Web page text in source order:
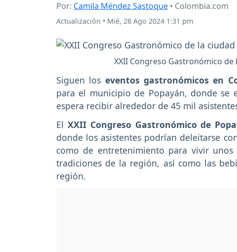
Por: Camila Méndez Sastoque • Colombia.com
Actualización • Mié, 28 Ago 2024 1:31 pm
XXII Congreso Gastronómico
Siguen los eventos gastronómicos en
para el municipio de Popayán, donde se
espera recibir alrededor de 45 mil
El XXII Congreso Gastronómico de
donde los asistentes podrían deleitarse
como de entretenimiento para vivir
tradiciones de la región, así como las
región.